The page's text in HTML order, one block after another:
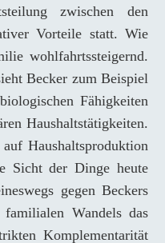
zwischen den
Vorteile statt. Wie
wohlfahrtssteigernd.
Becker zum Beispiel
Fähigkeiten
Haushaltstätigkeiten.
Haushaltsproduktion
Sicht der Dinge heute
gegen Beckers
Wandels das
Komplementarität